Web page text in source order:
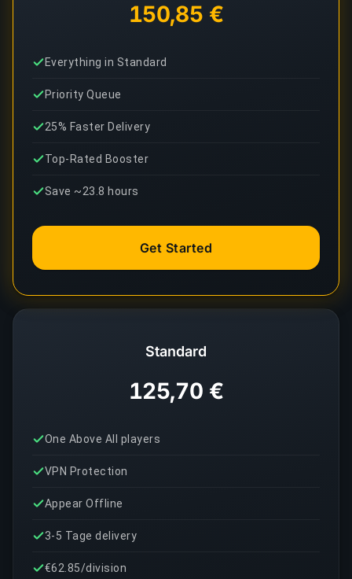
Standard
125,70 €
One Above All players
VPN Protection
Appear Offline
3-5 Tage delivery
€62.85/division
150,85 €
Everything in Standard
Priority Queue
25% Faster Delivery
Top-Rated Booster
Save ~23.8 hours
Get Started